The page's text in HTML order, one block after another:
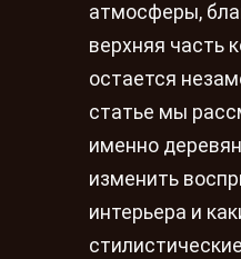
атмосферы,
верхняя часть
остается
статье мы
именно
изменить
интерьера и